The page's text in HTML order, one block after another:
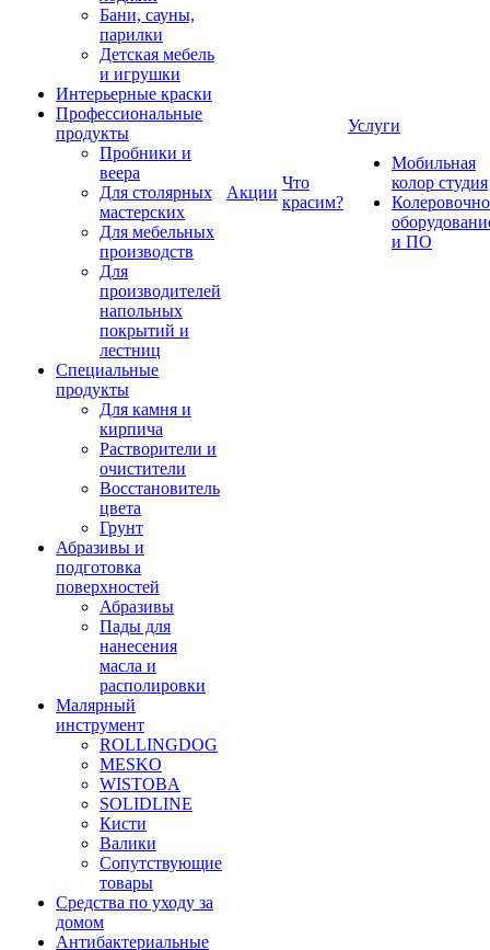
Бани, сауны,
парилки
Детская мебель
и игрушки
Интерьерные краски
Профессиональные
продукты
Пробники и
веера
Для столярных
мастерских
Для мебельных
производств
Для
производителей
напольных
покрытий и
лестниц
Специальные
продукты
Для камня и
кирпича
Растворители и
очистители
Восстановитель
цвета
Грунт
Абразивы и
подготовка
поверхностей
Абразивы
Пады для
нанесения
масла и
располировки
Малярный
инструмент
ROLLINGDOG
MESKO
WISTOBA
SOLIDLINE
Кисти
Валики
Сопутствующие
товары
Средства по уходу за
домом
Антибактериальные
Акции
Что
красим?
Услуги
Мобильная
колор студия
и ПО